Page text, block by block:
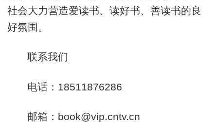
社会大力营造爱读书、读好书、善读书的良
好氛围。
联系我们
电话：18511876286
邮箱：book@vip.cntv.cn